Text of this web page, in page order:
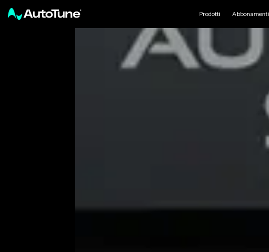
Prodotti Abbonamenti